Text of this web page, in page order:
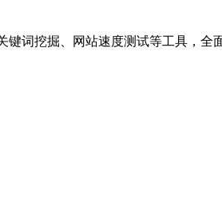
词挖掘、网站速度测试等工具，全